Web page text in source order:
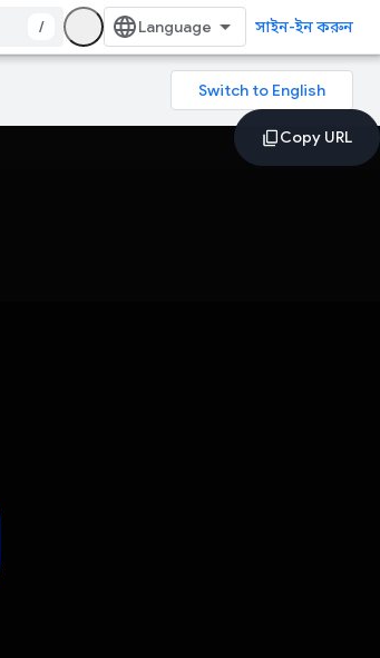
/ সাইন-ইন করুন